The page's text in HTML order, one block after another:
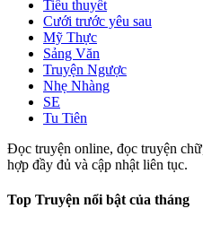
Tiểu thuyết
Cưới trước yêu sau
Mỹ Thực
Sảng Văn
Truyện Ngược
Nhẹ Nhàng
SE
Tu Tiên
Đọc truyện online, đọc truyện
hợp đầy đủ và cập nhật liên tục.
Top Truyện nổi bật của tháng